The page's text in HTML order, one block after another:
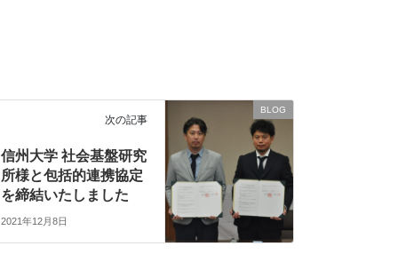
BLOG
次の記事
信州大学 社会基盤研究
所様と包括的連携協定
を締結いたしました
2021年12月8日